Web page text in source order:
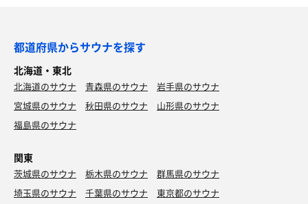
都道府県からサウナを探す
北海道・東北
北海道のサウナ 青森県のサウナ
岩手県のサウナ
宮城県のサウナ
秋田県のサウナ
山形県のサウナ
福島県のサウナ
関東
茨城県のサウナ 栃木県のサウナ
群馬県のサウナ
埼玉県のサウナ
千葉県のサウナ
東京都のサウナ